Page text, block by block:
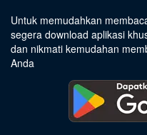
Untuk memudahkan
segera download aplikasi
dan nikmati kemudahan
Anda